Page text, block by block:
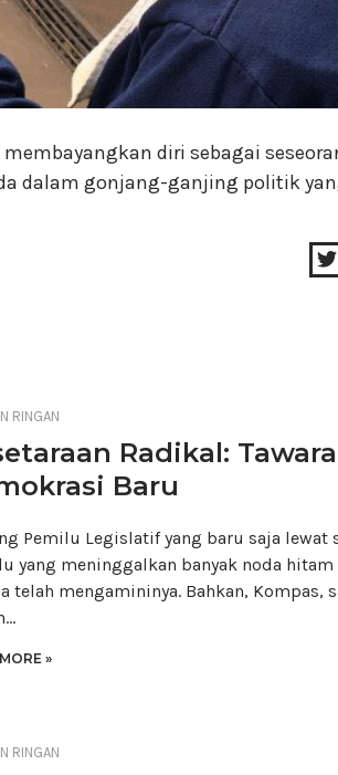
diri sebagai
dalam gonjang-ganjing politik
RINGAN
Radikal:
Baru
Pemilu Legislatif yang baru saja lewat
yang meninggalkan banyak noda
telah mengamininya. Bahkan, Kompas,
»
RINGAN